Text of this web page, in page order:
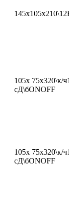
105x 75x320\к/
сД\бONOFF
105x 75x320\к/
сД\бONOFF